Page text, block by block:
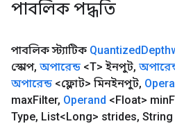
পাবলিক পদ্ধতি
পাবলিক স্ট্যাটিক Quantized
স্কোপ, অপারেন্ড <T> ইনপুট,
অপারেন্ড <ফ্লোট> মিনইনপুট,
maxFilter, Operand <Float> min
Type, List<Long> strides, String